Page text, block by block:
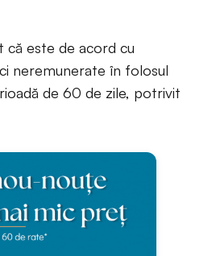
că este de acord cu
neremunerate în folosul
de 60 de zile, potrivit